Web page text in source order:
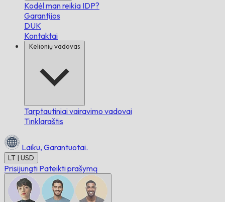
Kodėl man reikia IDP?
Garantijos
DUK
Kontaktai
Kelionių vadovas
Tarptautiniai vairavimo vadovai
Tinklaraštis
Laiku, Garantuotai.
LT | USD
Prisijungti Pateikti prašymą